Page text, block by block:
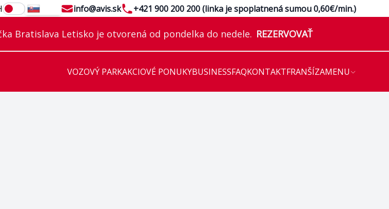
SK Emailinfo@avis.skTelephone
+421 900 200 200 (linka je spoplatnená sumou 0,60€/min.)
Bratislava Letisko je otvorená od pondelka do nedele. REZERVOVAŤ
VOZOVÝ PARKAKCIOVÉ PONUKYBUSINESSFAQKONTAKTFRANŠÍZAMENU